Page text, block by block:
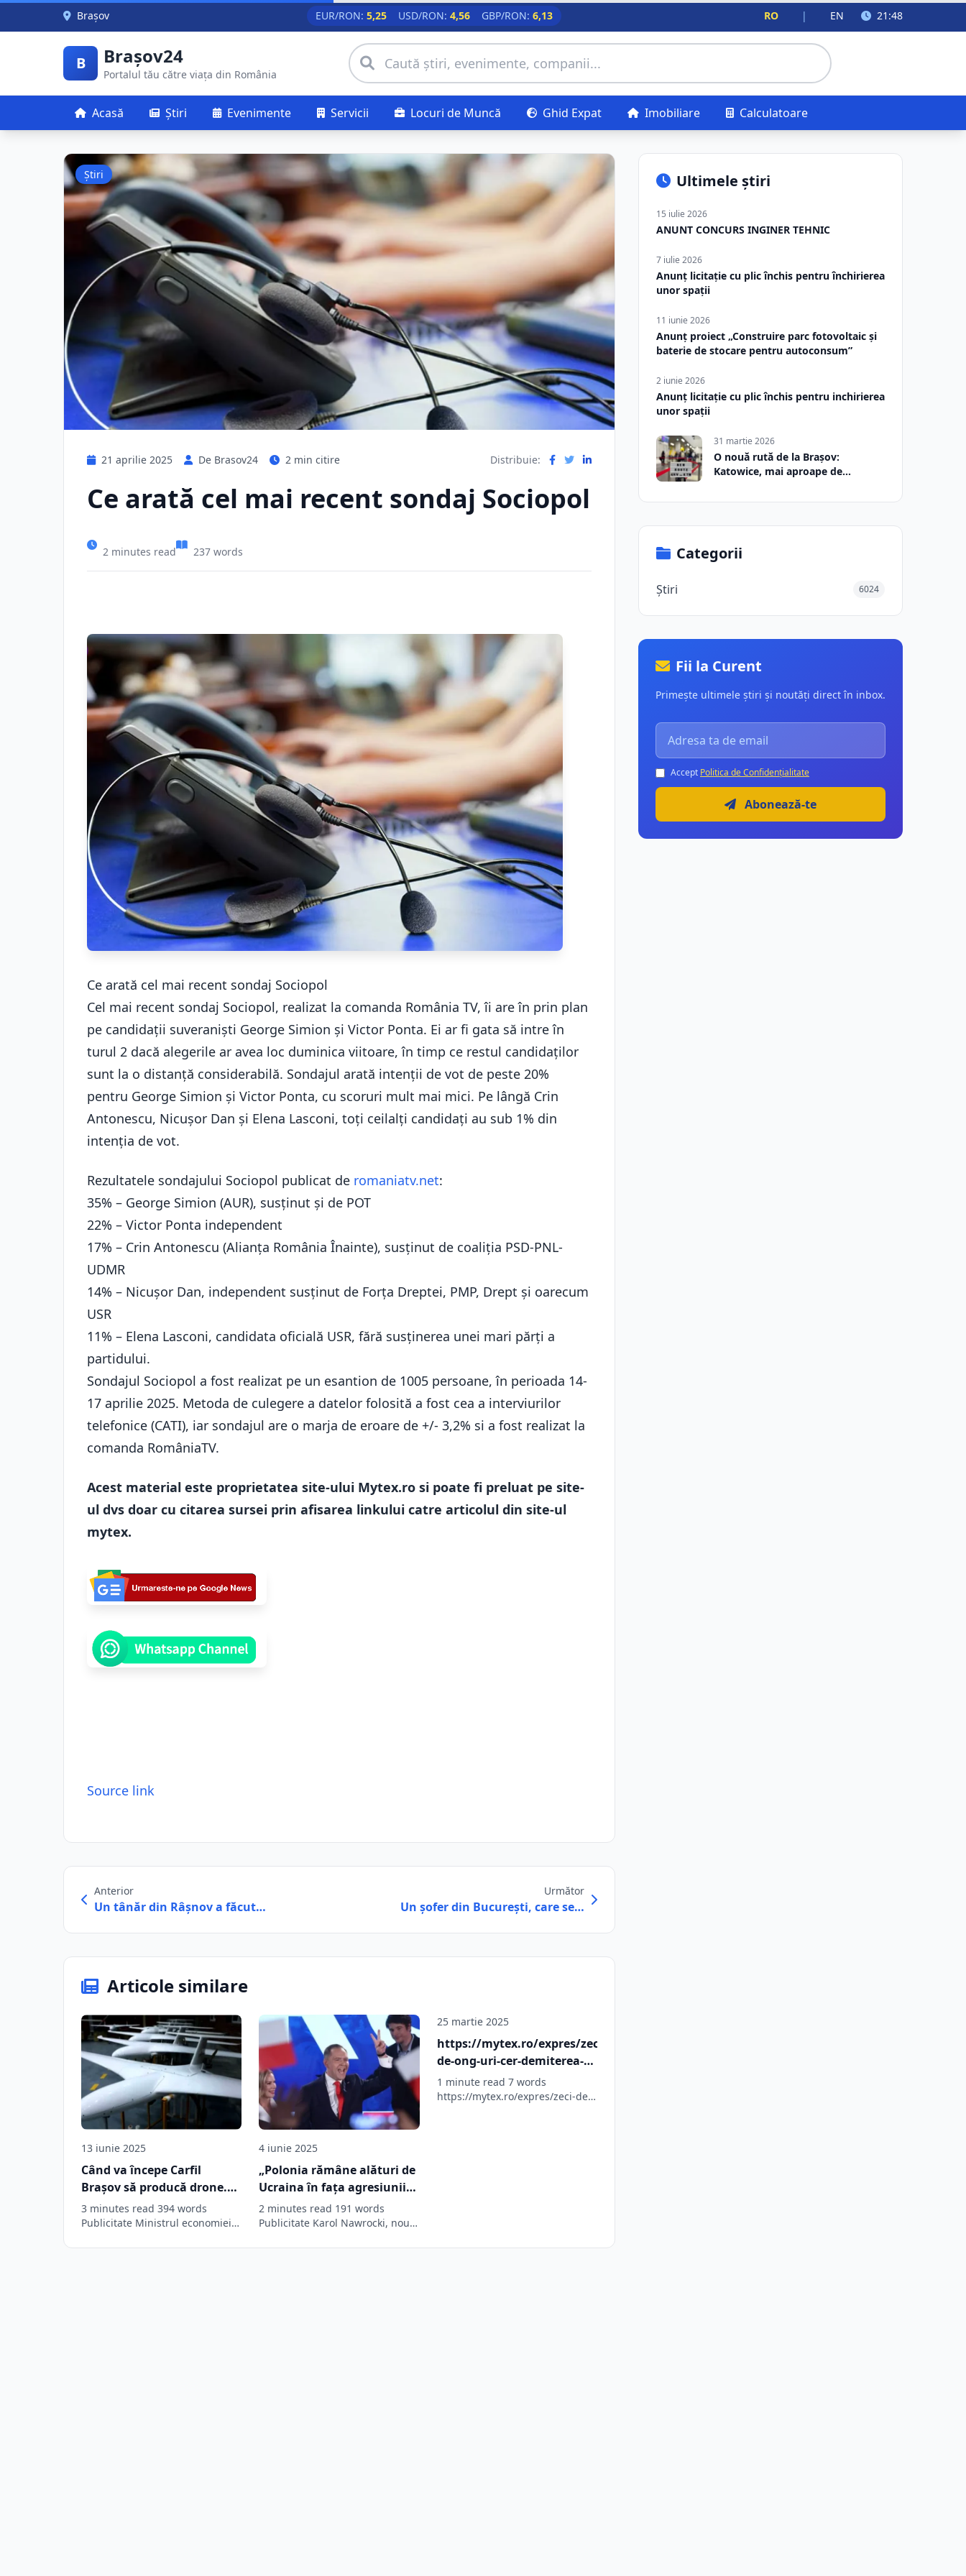
Skip to main content
Brașov EUR/RON: 5,25 USD/RON: 4,56 GBP/RON: 6,13 RO | EN 21:48
B Brașov24
Portalul tău către viața din România
Acasă Știri Evenimente Servicii Locuri de Muncă Ghid Expat Imobiliare Calculatoare
Știri
21 aprilie 2025 De Brasov24 2 min citire Distribuie:
Ce arată cel mai recent sondaj Sociopol
2 minutes read 237 words
Ce arată cel mai recent sondaj Sociopol
Cel mai recent sondaj Sociopol, realizat la comanda România TV, îi are în prin plan
pe candidații suveraniști George Simion și Victor Ponta. Ei ar fi gata să intre în
turul 2 dacă alegerile ar avea loc duminica viitoare, în timp ce restul candidaților
sunt la o distanță considerabilă. Sondajul arată intenții de vot de peste 20%
pentru George Simion și Victor Ponta, cu scoruri mult mai mici. Pe lângă Crin
Antonescu, Nicușor Dan și Elena Lasconi, toți ceilalți candidați au sub 1% din
intenția de vot.
Rezultatele sondajului Sociopol publicat de romaniatv.net:
35% – George Simion (AUR), susținut și de POT
22% – Victor Ponta independent
17% – Crin Antonescu (Alianța România Înainte), susținut de coaliția PSD-PNL-
UDMR
14% – Nicușor Dan, independent susținut de Forța Dreptei, PMP, Drept și oarecum
USR
11% – Elena Lasconi, candidata oficială USR, fără susținerea unei mari părți a
partidului.
Sondajul Sociopol a fost realizat pe un esantion de 1005 persoane, în perioada 14-
17 aprilie 2025. Metoda de culegere a datelor folosită a fost cea a interviurilor
telefonice (CATI), iar sondajul are o marja de eroare de +/- 3,2% si a fost realizat la
comanda RomâniaTV.
Acest material este proprietatea site-ului Mytex.ro si poate fi preluat pe site-
ul dvs doar cu citarea sursei prin afisarea linkului catre articolul din site-ul
mytex.
Source link
Anterior
Un tânăr din Râșnov a făcut…
Următor
Un șofer din București, care se…
Articole similare
13 iunie 2025
Când va începe Carfil
Braşov să producă drone.
Vor fi produse 3.500 de
bucăţi pe an
3 minutes read 394 words
Publicitate Ministrul economiei,
România va…
4 iunie 2025
„Polonia rămâne alături de
Ucraina în fața agresiunii
rusești”
2 minutes read 191 words
Publicitate Karol Nawrocki, noul
transmis un…
25 martie 2025
https://mytex.ro/expres/zeci-
de-ong-uri-cer-demiterea-
lui-sebastian-burduja/
1 minute read 7 words
https://mytex.ro/expres/zeci-de-
Ultimele știri
15 iulie 2026
ANUNT CONCURS INGINER TEHNIC
7 iulie 2026
Anunț licitație cu plic închis pentru închirierea
unor spații
11 iunie 2026
Anunț proiect „Construire parc fotovoltaic și
baterie de stocare pentru autoconsum”
2 iunie 2026
Anunț licitație cu plic închis pentru inchirierea
unor spații
31 martie 2026
O nouă rută de la Brașov:
Katowice, mai aproape de
Categorii
Știri 6024
Fii la Curent
Primește ultimele știri și noutăți direct în inbox.
Accept Politica de Confidențialitate
Abonează-te